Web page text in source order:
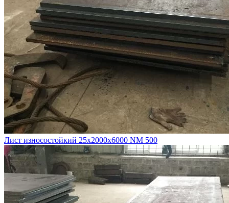
Лист износостойкий 25х2000х6000 NM 500